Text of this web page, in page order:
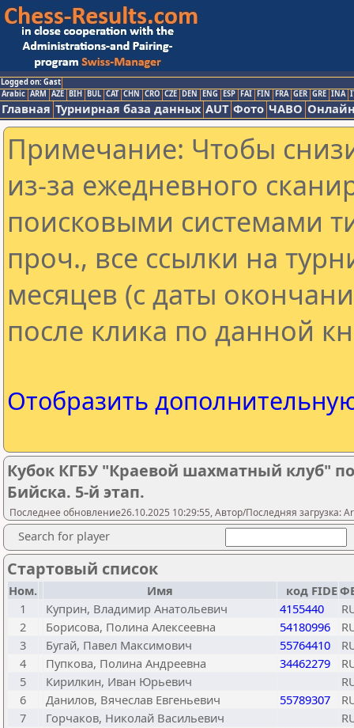
Logged on: Gast
Arabic ARM AZE BIH BUL CAT CHN CRO CZE DEN ENG ESP FAI FIN FRA GER GRE INA
Главная Турнирная база данных AUT Фото ЧАВО
Примечание: Чтобы
из-за ежедневного
поисковыми системами
проч., все ссылки на
месяцев (с даты
после клика по данной
Отобразить
Кубок КГБУ "Краевой шахматный клуб"
Бийска. 5-й этап.
Последнее обновление26.10.2025 10:29:55, Автор/Последняя загрузка:
Search for player
Стартовый список
Ном. Имя код FIDE
1
Куприн, Владимир Анатольевич 4155440
2
Борисова, Полина Алексеевна 54180996
3
Бугай, Павел Максимович 55764410
4
Пупкова, Полина Андреевна 34462279
5
Кирилкин, Иван Юрьевич
6
Данилов, Вячеслав Евгеньевич 55789307
7
Горчаков, Николай Васильевич